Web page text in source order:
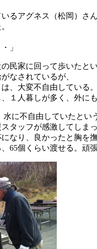
るアグネス（松岡）さ
」
民家に回って歩いたとい
なされているが、
、大変不自由している。
１人暮しが多く、外にも
に不自由していたとい
タッフが感激してしまっ
なり、良かったと胸を撫
65個くらい渡せる。頑